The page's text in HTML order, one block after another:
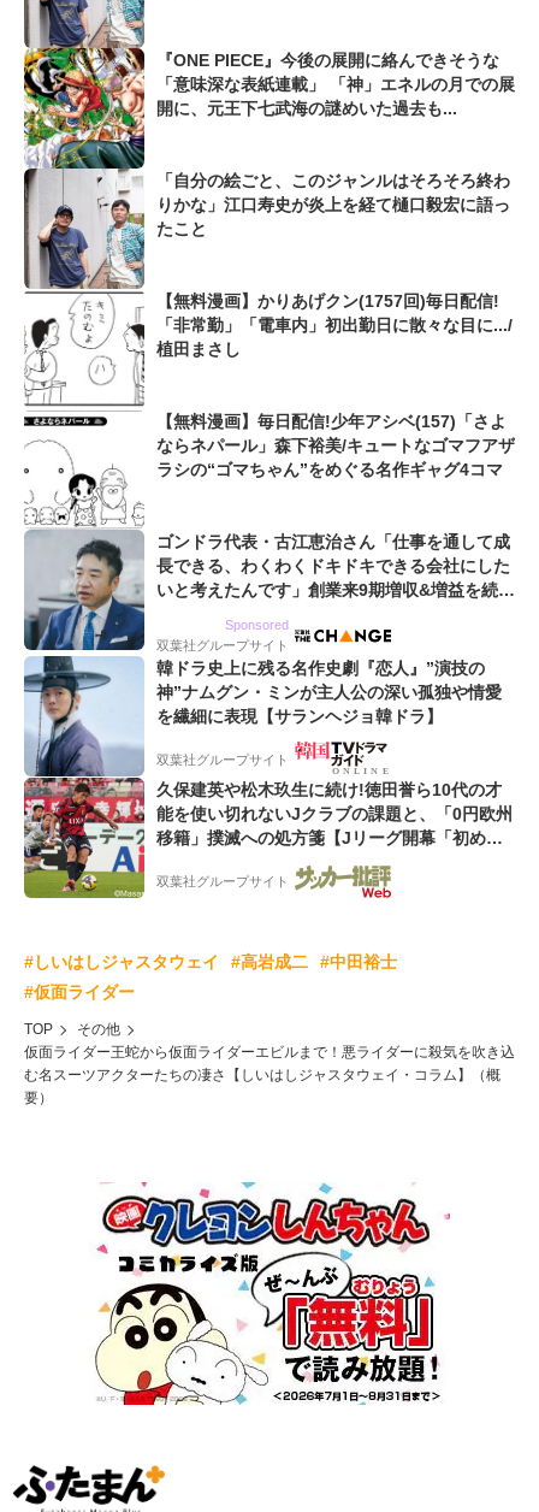
『ONE PIECE』今後の展開に絡んできそうな
「意味深な表紙連載」 「神」エネルの月での展
開に、元王下七武海の謎めいた過去も...
「自分の絵ごと、このジャンルはそろそろ終わ
りかな」江口寿史が炎上を経て樋口毅宏に語っ
たこと
【無料漫画】かりあげクン(1757回)毎日配信!
「非常勤」「電車内」初出勤日に散々な目に.../
植田まさし
【無料漫画】毎日配信!少年アシベ(157)「さよ
ならネパール」森下裕美/キュートなゴマフアザ
ラシの“ゴマちゃん”をめぐる名作ギャグ4コマ
ゴンドラ代表・古江恵治さん「仕事を通して成
長できる、わくわくドキドキできる会社にした
いと考えたんです」創業来9期増収&増益を続け
Sponsored
双葉社グループサイト
韓ドラ史上に残る名作史劇『恋人』”演技の
神”ナムグン・ミンが主人公の深い孤独や情愛
を繊細に表現【サランヘジョ韓ドラ】
双葉社グループサイト
久保建英や松木玖生に続け!徳田誉ら10代の才
能を使い切れないJクラブの課題と、「0円欧州
移籍」撲滅への処方箋【Jリーグ開幕「初めて
の秋春制」の大激論】(5)
双葉社グループサイト
#しいはしジャスタウェイ #高岩成二
#中田裕士
#仮面ライダー
TOP
その他
仮面ライダー王蛇から仮面ライダーエビルまで！悪ライダーに殺気を吹き込
む名スーツアクターたちの凄さ【しいはしジャスタウェイ・コラム】（概
要）